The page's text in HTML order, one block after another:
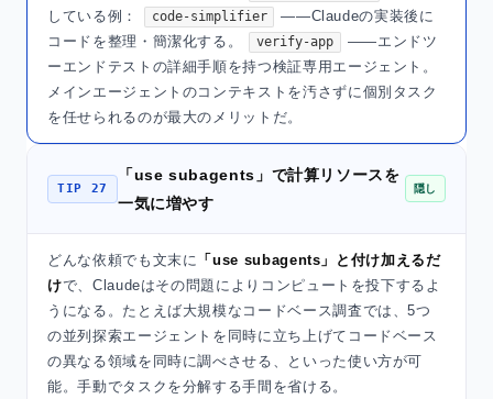
している例：
code-simplifier
——Claudeの実装後に
コードを整理・簡潔化する。
verify-app
——エンドツ
ーエンドテストの詳細手順を持つ検証専用エージェント。
メインエージェントのコンテキストを汚さずに個別タスク
を任せられるのが最大のメリットだ。
TIP 27
「use subagents」で計算リソースを
一気に増やす
隠し
どんな依頼でも文末に 「use subagents」と付け加えるだ
けで、Claudeはその問題によりコンピュートを投下するよ
うになる。たとえば大規模なコードベース調査では、5つ
の並列探索エージェントを同時に立ち上げてコードベース
の異なる領域を同時に調べさせる、といった使い方が可
能。手動でタスクを分解する手間を省ける。